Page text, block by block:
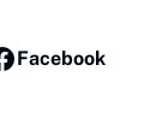
Facebook